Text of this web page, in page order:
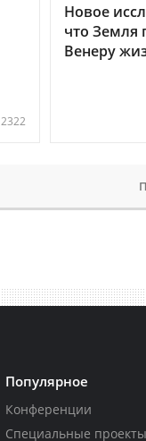
2322
Новое
что Земля
Венеру
Популярное
Конференции
Специальные проекты